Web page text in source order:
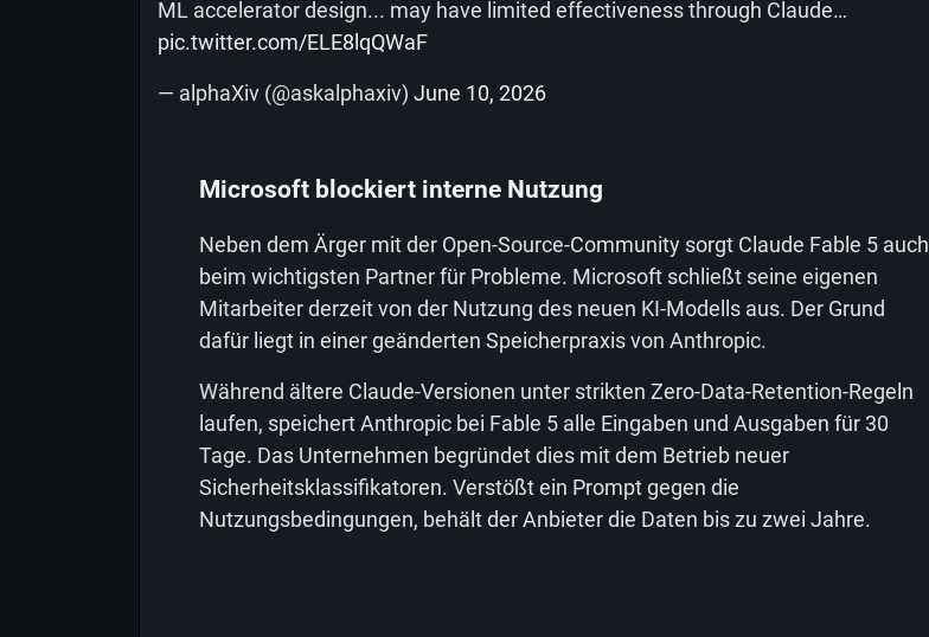
ML accelerator design... may have limited effectiveness through Claude…
pic.twitter.com/ELE8lqQWaF
— alphaXiv (@askalphaxiv) June 10, 2026
Microsoft blockiert interne Nutzung
Neben dem Ärger mit der Open-Source-Community sorgt Claude Fable 5 auch
beim wichtigsten Partner für Probleme. Microsoft schließt seine eigenen
Mitarbeiter derzeit von der Nutzung des neuen KI-Modells aus. Der Grund
dafür liegt in einer geänderten Speicherpraxis von Anthropic.
Während ältere Claude-Versionen unter strikten Zero-Data-Retention-Regeln
laufen, speichert Anthropic bei Fable 5 alle Eingaben und Ausgaben für 30
Tage. Das Unternehmen begründet dies mit dem Betrieb neuer
Sicherheitsklassifikatoren. Verstößt ein Prompt gegen die
Nutzungsbedingungen, behält der Anbieter die Daten bis zu zwei Jahre.